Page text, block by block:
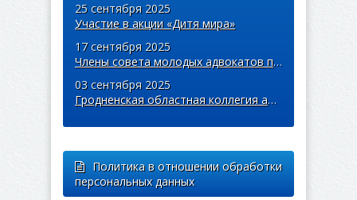
25 сентября 2025
Участие в акции «Дитя мира»
17 сентября 2025
Члены совета молодых адвокатов приняли участие в легкоатлетическом забеге «Пробег единства»
03 сентября 2025
Гродненская областная коллегия адвокатов поддержала благотворительную кампанию «Соберем детей в школу»
Политика в отношении обработки
персональных данных